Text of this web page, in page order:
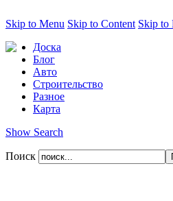
Skip to Menu Skip to Content Skip to
Доска
Блог
Авто
Строительство
Разное
Карта
Show Search
Поиск